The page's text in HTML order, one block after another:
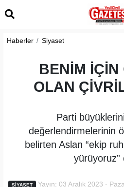
Haberler Siyaset
BENİM İÇİN
OLAN
Parti
değerlendirmelerinin
belirten Aslan “ekip
yürüyoruz”
SIYASET Yayın: 03 Aralık 2023 -